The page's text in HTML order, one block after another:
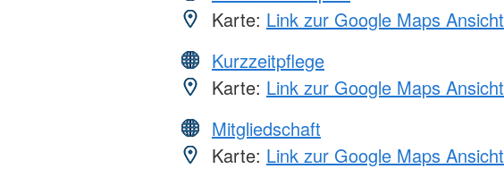
Karte: Link zur Google Maps Ansicht
Kurzzeitpflege
Karte: Link zur Google Maps Ansicht
Mitgliedschaft
Karte: Link zur Google Maps Ansicht